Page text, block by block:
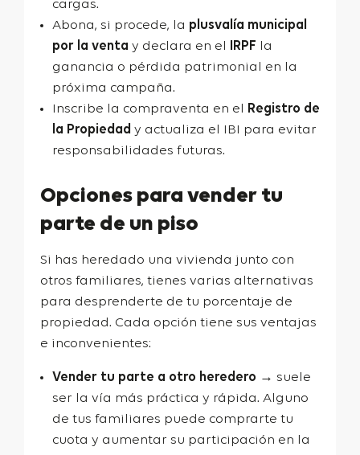
cargas.
Abona, si procede, la plusvalía municipal
por la venta y declara en el IRPF la
ganancia o pérdida patrimonial en la
próxima campaña.
Inscribe la compraventa en el
Registro de
la Propiedad y actualiza el IBI para evitar
responsabilidades futuras.
Opciones para vender tu
parte de un piso
Si has heredado una vivienda junto con
otros familiares, tienes varias alternativas
para desprenderte de tu porcentaje de
propiedad. Cada opción tiene sus ventajas
e inconvenientes:
Vender tu parte a otro heredero → suele
ser la vía más práctica y rápida. Alguno
de tus familiares puede comprarte tu
cuota y aumentar su participación en la